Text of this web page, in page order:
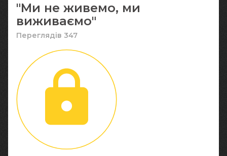
"Ми не живемо, ми
виживаємо"
Переглядів 347